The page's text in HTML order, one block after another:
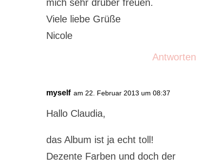
mich sehr drüber freuen.
Viele liebe Grüße
Nicole
Antworten
myself am 22. Februar 2013 um 08:37
Hallo Claudia,
das Album ist ja echt toll!
Dezente Farben und doch der